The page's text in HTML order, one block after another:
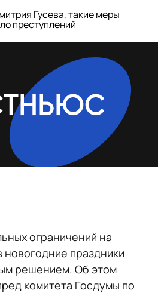
Гусева, такие меры
преступлений
ограничений на
новогодние праздники
решением. Об этом
комитета Госдумы по